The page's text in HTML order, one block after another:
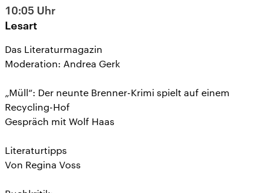
10:05 Uhr
Lesart
Das Literaturmagazin
Moderation: Andrea Gerk
„Müll“: Der neunte Brenner-Krimi spielt auf einem
Recycling-Hof
Gespräch mit Wolf Haas
Literaturtipps
Von Regina Voss